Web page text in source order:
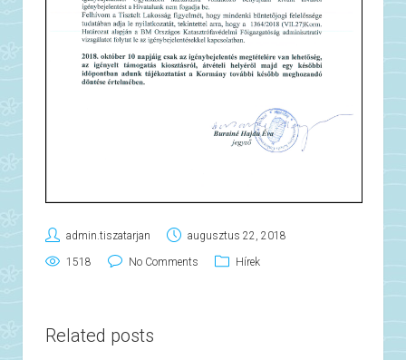
admin.tiszatarjan augusztus 22, 2018
1518 No Comments Hírek
Related posts